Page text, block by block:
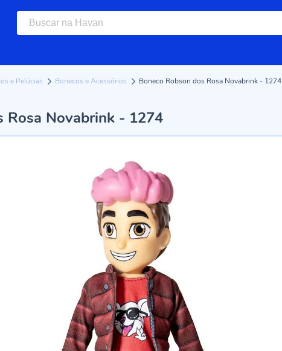
e Pelúcias Bonecos e Acessórios Boneco Robson dos Rosa Novabrink - 1274
Rosa Novabrink - 1274